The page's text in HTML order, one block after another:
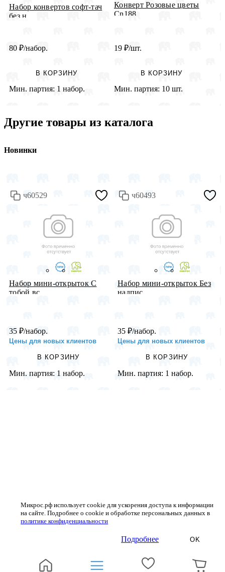
Набор конвертов софт-тач
без н...
80 ₽/набор.
В КОРЗИНУ
Мин. партия: 1 набор.
Конверт Розовые цветы
Cn188
19 ₽/шт.
В КОРЗИНУ
Мин. партия: 10 шт.
Другие товары из каталога
Новинки
ч60529
Набор мини-открыток С
тобой вс...
35 ₽/набор.
Цены для новых клиентов
В КОРЗИНУ
Мин. партия: 1 набор.
ч60493
Набор мини-открыток Без
надпис...
35 ₽/набор.
Цены для новых клиентов
В КОРЗИНУ
Мин. партия: 1 набор.
Микрос.рф использует cookie для ускорения доступа к информации
на сайте. Подробнее о cookie и обработке персональных данных в
политике конфиденциальности
Подробнее OK